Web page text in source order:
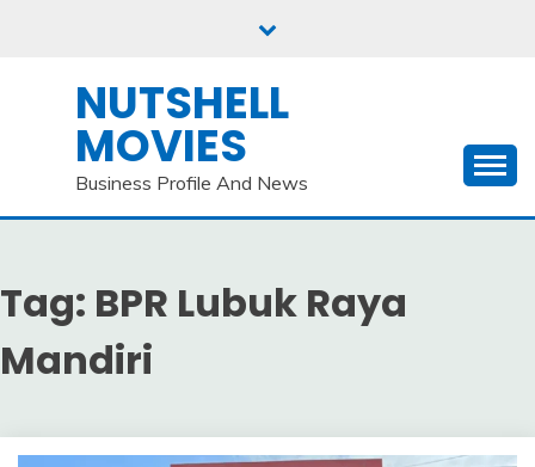
NUTSHELL
MOVIES
Business Profile And News
Tag: BPR Lubuk Raya
Mandiri